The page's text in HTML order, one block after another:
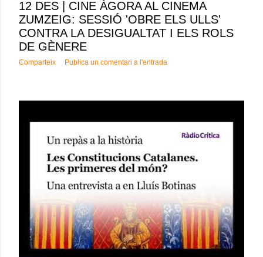
12 DES | CINE ÀGORA AL CINEMA
ZUMZEIG: SESSIÓ 'OBRE ELS ULLS'
CONTRA LA DESIGUALTAT I ELS ROLS
DE GÈNERE
Comparteix Publica un comentari a l'entrada